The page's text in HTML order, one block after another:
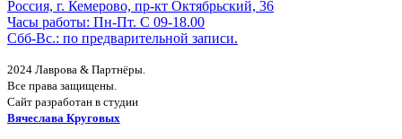
Россия, г. Кемерово, пр-кт Октябрьский, 36
Часы работы: Пн-Пт. С 09-18.00
Сбб-Вс.: по предварительной записи.
2024 Лаврова & Партнёры.
Все права защищены.
Сайт разработан в студии
Вячеслава Круговых